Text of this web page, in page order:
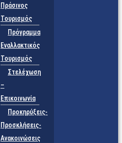
Πράσινος
Τουρισμός
Πρόγραμμα
Εναλλακτικός
Τουρισμός
Στελέχωση
–
Επικοινωνία
Προκηρύξεις-
Προσκλήσεις-
Ανακοινώσεις